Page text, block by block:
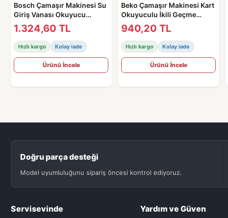
Bosch Çamaşır Makinesi Su
Giriş Vanası Okuyucu
Sensörlü / Ventili -
00606001
1.324,60 TL
Hızlı kargo Kolay iade
Ürünü İncele
Beko Çamaşır Makinesi Kart
Okuyuculu İkili Geçme
Ventil - 2841020100 Orjinal
940,20 TL
Hızlı kargo Kolay iade
Ürünü İncele
Doğru parça desteği
Model uyumluluğunu sipariş öncesi kontrol ediyoruz.
Servisevinde Yardım ve Güven